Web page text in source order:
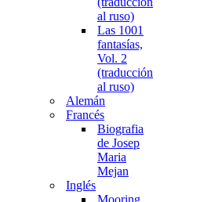
al ruso)
Las 1001
fantasías,
Vol. 2
(traducción
al ruso)
Alemán
Francés
Biografia
de Josep
Maria
Mejan
Inglés
Mooring